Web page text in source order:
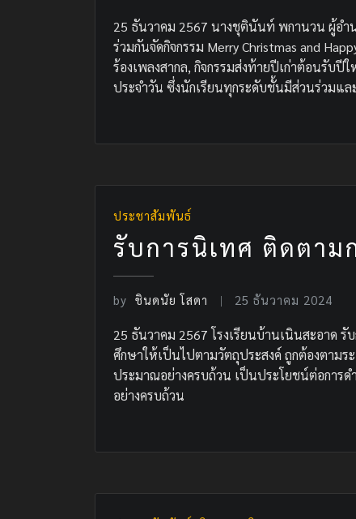
25 ธันวาคม 2567 นางชุตินันท์ พกานวน ผู้อำน
ร่วมกันจัดกิจกรรม Merry Christmas and
ร้องเพลงสากล, กิจกรรมส่งท้ายปีเก่าต้อนรับปี
ประจำวัน ซึ่งนักเรียนทุกระดับชั้นมีส่วนร่วมแ
ประชาสัมพันธ์
รับการนิเทศ ติดตาม
by ชินดนัย โสดา 25 ธันวาคม 2024
25 ธันวาคม 2567 โรงเรียนบ้านเนินสะอาด รั
ศึกษาให้เป็นไปตามวัตถุประสงค์ ถูกต้องตามร
ประมาณอย่างครบถ้วน เป็นประโยชน์ต่อการด
อย่างครบถ้วน